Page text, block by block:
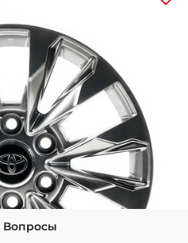
+38 (095) 276-44-44
+38 (067) 911-14-14
- на Щепкина
+38 (098) 911-911-0
- на Тополе
+38 (098) 911-911-4
- на Калиновой
+38 (077) 7-184-184
- Донецкое шоссе
+38 (050)-911-911-2
Вопросы